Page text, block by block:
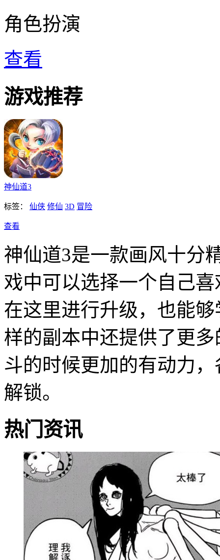
角色扮演
查看
游戏推荐
神仙道3
标签： 仙侠 修仙 3D 冒险
查看
神仙道3是一款画风十分
戏中可以选择一个自己
在这里进行升级，也能
样的副本中还提供了更
斗的时候更加的有动力
解锁。
热门资讯